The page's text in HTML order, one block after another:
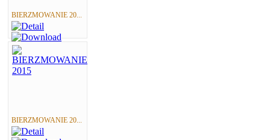
BIERZMOWANIE 20...
BIERZMOWANIE 20...